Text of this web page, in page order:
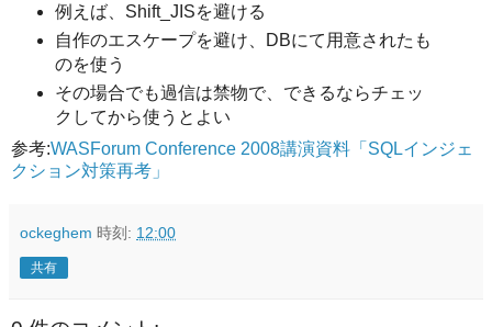
例えば、Shift_JISを避ける
自作のエスケープを避け、DBにて用意されたも
のを使う
その場合でも過信は禁物で、できるならチェッ
クしてから使うとよい
参考:WASForum Conference 2008講演資料「SQLインジェ
クション対策再考」
ockeghem 時刻: 12:00
共有